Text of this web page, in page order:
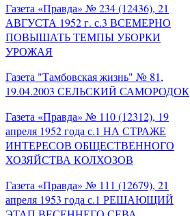
Газета «Правда» № 234 (12436), 21
АВГУСТА 1952 г. с.3 ВСЕМЕРНО
ПОВЫШАТЬ ТЕМПЫ УБОРКИ
УРОЖАЯ
Газета "Тамбовская жизнь" № 81,
19.04.2003 СЕЛЬСКИЙ САМОРОДОК
Газета «Правда» № 110 (12312), 19
апреля 1952 года с.1 НА СТРАЖЕ
ИНТЕРЕСОВ ОБЩЕСТВЕННОГО
ХОЗЯЙСТВА КОЛХОЗОВ
Газета «Правда» № 111 (12679), 21
апреля 1953 года с.1 РЕШАЮЩИЙ